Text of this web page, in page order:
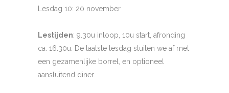
Lesdag 10: 20 november
Lestijden: 9.30u inloop, 10u start, afronding
ca. 16.30u. De laatste lesdag sluiten we af met
een gezamenlijke borrel, en optioneel
aansluitend diner.